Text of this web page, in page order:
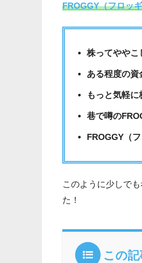
FROGGY（フロッ
株ってややこ
ある程度の資
もっと気軽
巷で噂の
FROGGY（
このように少しで
た！
この